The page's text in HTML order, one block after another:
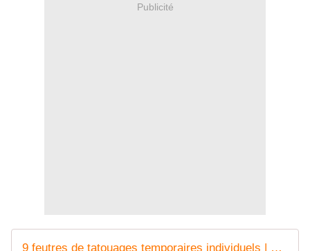
Publicité
9 feutres de tatouages temporaires individuels | nailmatic kids